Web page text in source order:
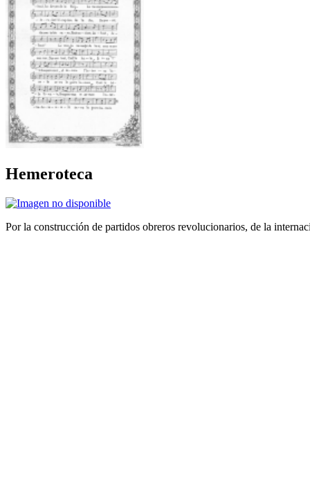
Hemeroteca
Por la construcción de partidos obreros revolucionarios, de la